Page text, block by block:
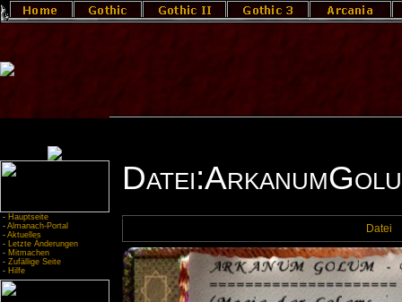
- Hauptseite
- Almanach-Portal
- Aktuelles
- Letzte Änderungen
- Mitmachen
- Zufällige Seite
- Hilfe
Datei